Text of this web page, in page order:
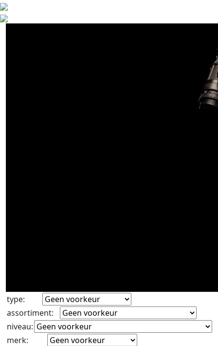
type:
assortiment:
niveau:
merk: